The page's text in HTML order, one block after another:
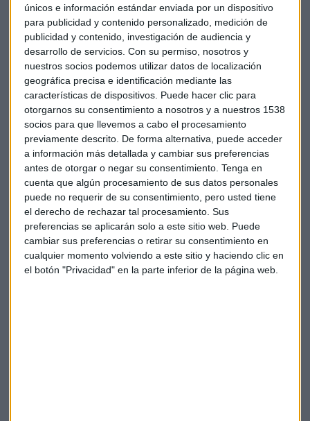
únicos e información estándar enviada por un dispositivo
para publicidad y contenido personalizado, medición de
publicidad y contenido, investigación de audiencia y
desarrollo de servicios. Con su permiso, nosotros y
nuestros socios podemos utilizar datos de localización
geográfica precisa e identificación mediante las
características de dispositivos. Puede hacer clic para
otorgarnos su consentimiento a nosotros y a nuestros 1538
socios para que llevemos a cabo el procesamiento
previamente descrito. De forma alternativa, puede acceder
a información más detallada y cambiar sus preferencias
antes de otorgar o negar su consentimiento. Tenga en
cuenta que algún procesamiento de sus datos personales
puede no requerir de su consentimiento, pero usted tiene
el derecho de rechazar tal procesamiento. Sus
preferencias se aplicarán solo a este sitio web. Puede
cambiar sus preferencias o retirar su consentimiento en
cualquier momento volviendo a este sitio y haciendo clic en
el botón "Privacidad" en la parte inferior de la página web.
Xi Jinping se ha marcado como objetivo eliminar la pobreza
durante su actual mandato, pero apunta Brasó que
“aunque China no tiene bolsas de pobreza en las grandes
ciudades como otros países, no podrá eliminarla por
completo”.
Otro de los grandes retos es el de la contaminación y es que
ser la fábrica del mundo hace de China uno de los países
más contaminantes del mundo, “lo que tiene consecuencias
en el aire pero también en el agua y el suelo, donde afecta a
la productividad de la tierra”. Por eso Pekín ha entrado en el
Año Nuevo sin fuegos artificiales ni petardos, que fueron
prohibidos el año pasado para evitar los altos niveles de
contaminación en la capital.